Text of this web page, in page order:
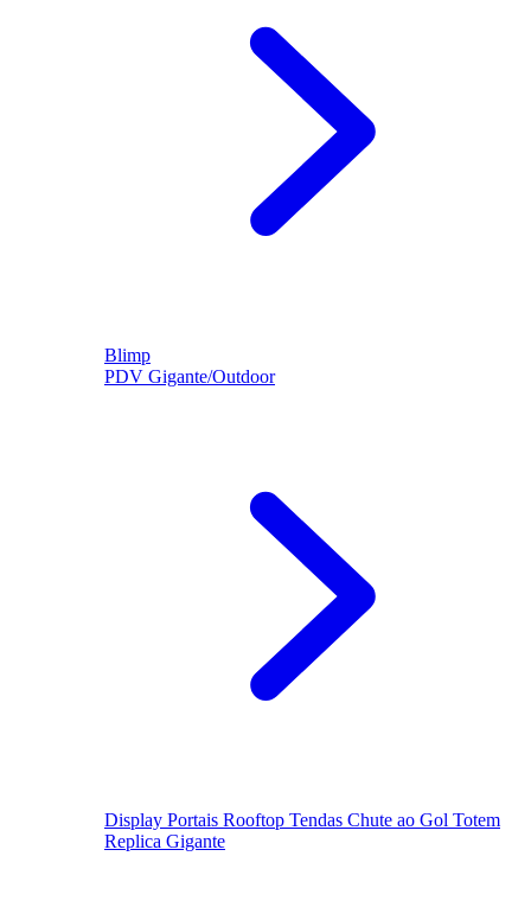
Blimp
PDV Gigante/Outdoor
Display Portais Rooftop Tendas Chute ao Gol Totem
Replica Gigante